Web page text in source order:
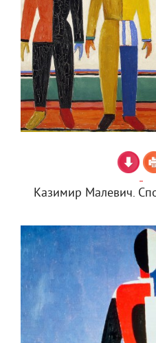
Казимир Малевич.